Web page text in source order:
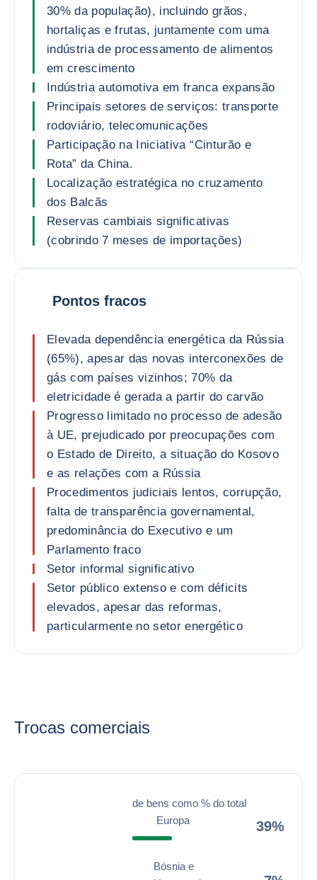
30% da população), incluindo grãos,
hortaliças e frutas, juntamente com uma
indústria de processamento de alimentos
em crescimento
Indústria automotiva em franca expansão
Principais setores de serviços: transporte
rodoviário, telecomunicações
Participação na Iniciativa “Cinturão e
Rota” da China.
Localização estratégica no cruzamento
dos Balcãs
Reservas cambiais significativas
(cobrindo 7 meses de importações)
Pontos fracos
Elevada dependência energética da Rússia
(65%), apesar das novas interconexões de
gás com países vizinhos; 70% da
eletricidade é gerada a partir do carvão
Progresso limitado no processo de adesão
à UE, prejudicado por preocupações com
o Estado de Direito, a situação do Kosovo
e as relações com a Rússia
Procedimentos judiciais lentos, corrupção,
falta de transparência governamental,
predominância do Executivo e um
Parlamento fraco
Setor informal significativo
Setor público extenso e com déficits
elevados, apesar das reformas,
particularmente no setor energético
Trocas comerciais
de bens como % do total
Europa
39%
Bósnia e